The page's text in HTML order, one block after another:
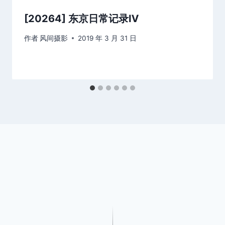
[20264] 东京日常记录Ⅳ
作者 风间摄影 2019 年 3 月 31 日